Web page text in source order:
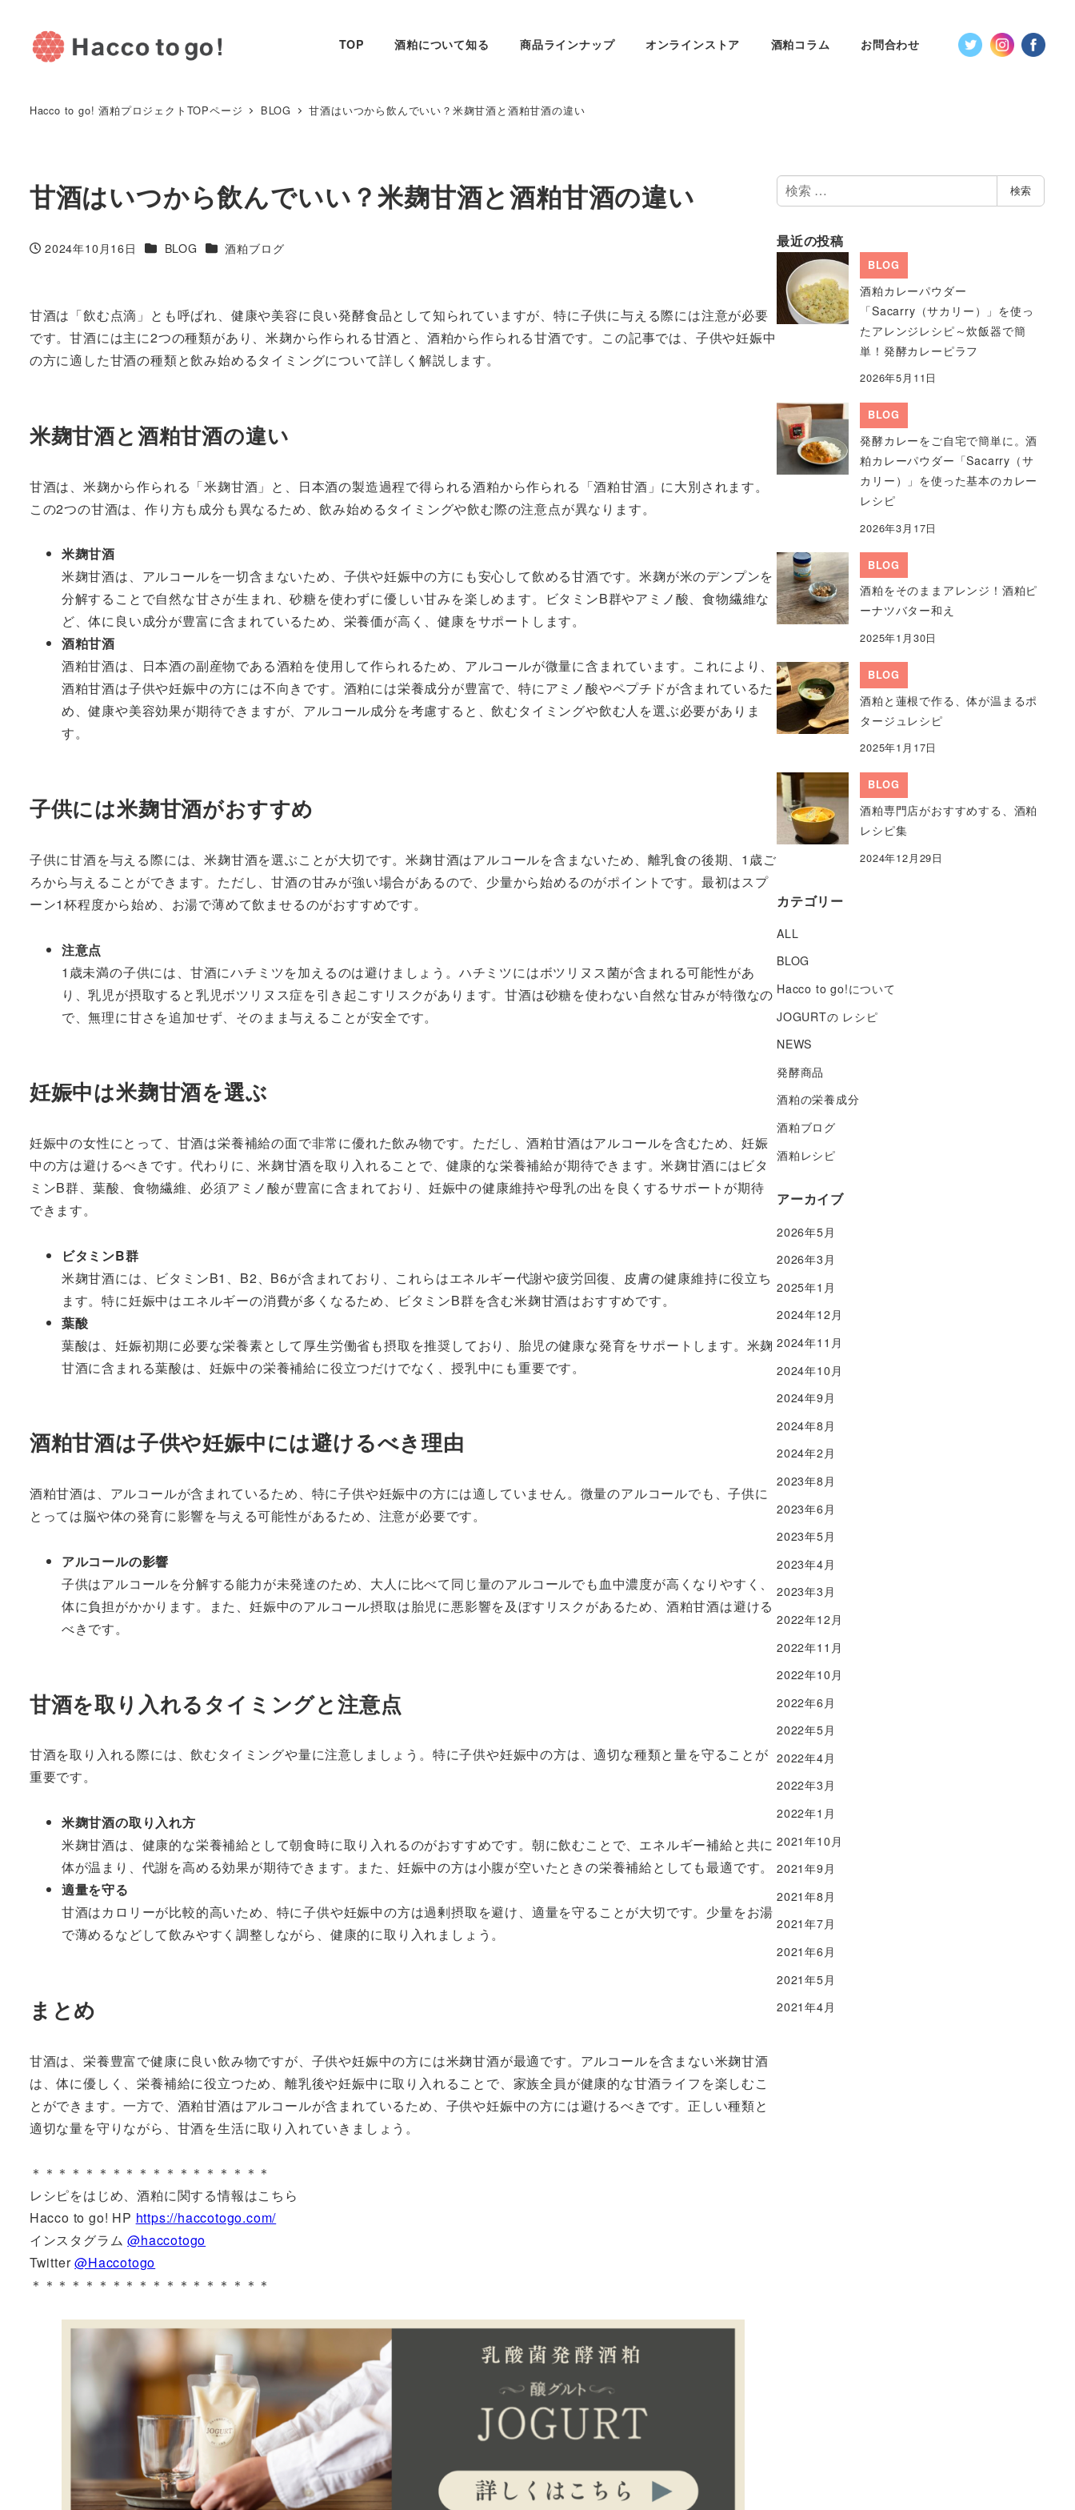
TOP 酒粕について知る 商品ラインナップ オンラインストア 酒粕コラム お問合わせ
Hacco to go! 酒粕プロジェクトTOPページ BLOG 甘酒はいつから飲んでいい？米麹甘酒と酒粕甘酒の違い
甘酒はいつから飲んでいい？米麹甘酒と酒粕甘酒の違い
投稿日
2024年10月16日 カテゴリー
BLOG カテゴリー
酒粕ブログ
甘酒は「飲む点滴」とも呼ばれ、健康や美容に良い発酵食品として知られていますが、特に子供に与える際には注意が必要
です。甘酒には主に2つの種類があり、米麹から作られる甘酒と、酒粕から作られる甘酒です。この記事では、子供や妊娠中
の方に適した甘酒の種類と飲み始めるタイミングについて詳しく解説します。
米麹甘酒と酒粕甘酒の違い
甘酒は、米麹から作られる「米麹甘酒」と、日本酒の製造過程で得られる酒粕から作られる「酒粕甘酒」に大別されます。
この2つの甘酒は、作り方も成分も異なるため、飲み始めるタイミングや飲む際の注意点が異なります。
米麹甘酒
米麹甘酒は、アルコールを一切含まないため、子供や妊娠中の方にも安心して飲める甘酒です。米麹が米のデンプンを
分解することで自然な甘さが生まれ、砂糖を使わずに優しい甘みを楽しめます。ビタミンB群やアミノ酸、食物繊維な
ど、体に良い成分が豊富に含まれているため、栄養価が高く、健康をサポートします。
酒粕甘酒
酒粕甘酒は、日本酒の副産物である酒粕を使用して作られるため、アルコールが微量に含まれています。これにより、
酒粕甘酒は子供や妊娠中の方には不向きです。酒粕には栄養成分が豊富で、特にアミノ酸やペプチドが含まれているた
め、健康や美容効果が期待できますが、アルコール成分を考慮すると、飲むタイミングや飲む人を選ぶ必要がありま
す。
子供には米麹甘酒がおすすめ
子供に甘酒を与える際には、米麹甘酒を選ぶことが大切です。米麹甘酒はアルコールを含まないため、離乳食の後期、1歳ご
ろから与えることができます。ただし、甘酒の甘みが強い場合があるので、少量から始めるのがポイントです。最初はスプ
ーン1杯程度から始め、お湯で薄めて飲ませるのがおすすめです。
注意点
1歳未満の子供には、甘酒にハチミツを加えるのは避けましょう。ハチミツにはボツリヌス菌が含まれる可能性があ
り、乳児が摂取すると乳児ボツリヌス症を引き起こすリスクがあります。甘酒は砂糖を使わない自然な甘みが特徴なの
で、無理に甘さを追加せず、そのまま与えることが安全です。
妊娠中は米麹甘酒を選ぶ
妊娠中の女性にとって、甘酒は栄養補給の面で非常に優れた飲み物です。ただし、酒粕甘酒はアルコールを含むため、妊娠
中の方は避けるべきです。代わりに、米麹甘酒を取り入れることで、健康的な栄養補給が期待できます。米麹甘酒にはビタ
ミンB群、葉酸、食物繊維、必須アミノ酸が豊富に含まれており、妊娠中の健康維持や母乳の出を良くするサポートが期待
できます。
ビタミンB群
米麹甘酒には、ビタミンB1、B2、B6が含まれており、これらはエネルギー代謝や疲労回復、皮膚の健康維持に役立ち
ます。特に妊娠中はエネルギーの消費が多くなるため、ビタミンB群を含む米麹甘酒はおすすめです。
葉酸
葉酸は、妊娠初期に必要な栄養素として厚生労働省も摂取を推奨しており、胎児の健康な発育をサポートします。米麹
甘酒に含まれる葉酸は、妊娠中の栄養補給に役立つだけでなく、授乳中にも重要です。
酒粕甘酒は子供や妊娠中には避けるべき理由
酒粕甘酒は、アルコールが含まれているため、特に子供や妊娠中の方には適していません。微量のアルコールでも、子供に
とっては脳や体の発育に影響を与える可能性があるため、注意が必要です。
アルコールの影響
子供はアルコールを分解する能力が未発達のため、大人に比べて同じ量のアルコールでも血中濃度が高くなりやすく、
体に負担がかかります。また、妊娠中のアルコール摂取は胎児に悪影響を及ぼすリスクがあるため、酒粕甘酒は避ける
べきです。
甘酒を取り入れるタイミングと注意点
甘酒を取り入れる際には、飲むタイミングや量に注意しましょう。特に子供や妊娠中の方は、適切な種類と量を守ることが
重要です。
米麹甘酒の取り入れ方
米麹甘酒は、健康的な栄養補給として朝食時に取り入れるのがおすすめです。朝に飲むことで、エネルギー補給と共に
体が温まり、代謝を高める効果が期待できます。また、妊娠中の方は小腹が空いたときの栄養補給としても最適です。
適量を守る
甘酒はカロリーが比較的高いため、特に子供や妊娠中の方は過剰摂取を避け、適量を守ることが大切です。少量をお湯
で薄めるなどして飲みやすく調整しながら、健康的に取り入れましょう。
まとめ
甘酒は、栄養豊富で健康に良い飲み物ですが、子供や妊娠中の方には米麹甘酒が最適です。アルコールを含まない米麹甘酒
は、体に優しく、栄養補給に役立つため、離乳後や妊娠中に取り入れることで、家族全員が健康的な甘酒ライフを楽しむこ
とができます。一方で、酒粕甘酒はアルコールが含まれているため、子供や妊娠中の方には避けるべきです。正しい種類と
適切な量を守りながら、甘酒を生活に取り入れていきましょう。
＊＊＊＊＊＊＊＊＊＊＊＊＊＊＊＊＊＊
レシピをはじめ、酒粕に関する情報はこちら
Hacco to go! HP https://haccotogo.com/
インスタグラム@haccotogo
Twitter@Haccotogo
＊＊＊＊＊＊＊＊＊＊＊＊＊＊＊＊＊＊
検
索
検索
最近の投稿
BLOG
酒粕カレーパウダー
「Sacarry（サカリー）」を使っ
たアレンジレシピ～炊飯器で簡
単！発酵カレーピラフ
2026年5月11日
BLOG
発酵カレーをご自宅で簡単に。酒
粕カレーパウダー「Sacarry（サ
カリー）」を使った基本のカレー
レシピ
2026年3月17日
BLOG
酒粕をそのままアレンジ！酒粕ピ
ーナツバター和え
2025年1月30日
BLOG
酒粕と蓮根で作る、体が温まるポ
タージュレシピ
2025年1月17日
BLOG
酒粕専門店がおすすめする、酒粕
レシピ集
2024年12月29日
カテゴリー
ALL
BLOG
Hacco to go!について
JOGURTの レシピ
NEWS
発酵商品
酒粕の栄養成分
酒粕ブログ
酒粕レシピ
アーカイブ
2026年5月
2026年3月
2025年1月
2024年12月
2024年11月
2024年10月
2024年9月
2024年8月
2024年2月
2023年8月
2023年6月
2023年5月
2023年4月
2023年3月
2022年12月
2022年11月
2022年10月
2022年6月
2022年5月
2022年4月
2022年3月
2022年1月
2021年10月
2021年9月
2021年8月
2021年7月
2021年6月
2021年5月
2021年4月